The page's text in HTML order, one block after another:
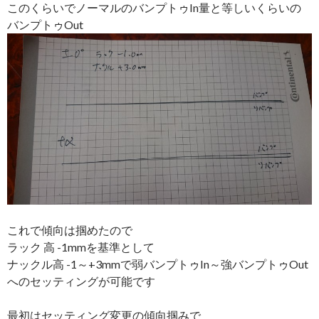
このくらいでノーマルのバンプトゥIn量と等しいくらいの
バンプトゥOut
これで傾向は掴めたので
ラック 高 -1mmを基準として
ナックル高 -1～+3mmで弱バンプトゥIn～強バンプトゥOut
へのセッティングが可能です
最初はセッティング変更の傾向掴みで